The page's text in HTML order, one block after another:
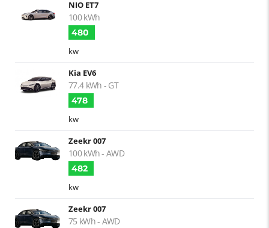
NIO ET7
100 kWh
480
kw
Kia EV6
77.4 kWh - GT
478
kw
Zeekr 007
100 kWh - AWD
482
kw
Zeekr 007
75 kWh - AWD